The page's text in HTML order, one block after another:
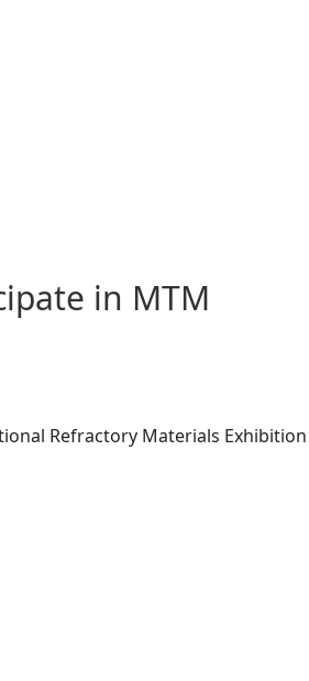
in MTM
Refractory Materials